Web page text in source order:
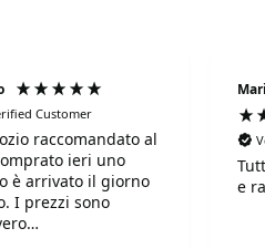
Customer
raccomandato al
ieri uno
è arrivato il giorno
e